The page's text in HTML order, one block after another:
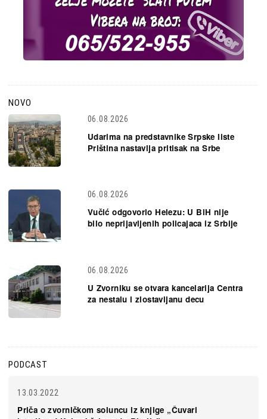
NOVO
06.08.2026
Udarima na predstavnike Srpske liste
Priština nastavlja pritisak na Srbe
06.08.2026
Vučić odgovorio Helezu: U BiH nije
bilo neprijavljenih policajaca iz Srbije
06.08.2026
U Zvorniku se otvara kancelarija Centra
za nestalu i zlostavljanu decu
PODCAST
13.03.2022
Priča o zvorničkom soluncu iz knjige „Čuvari